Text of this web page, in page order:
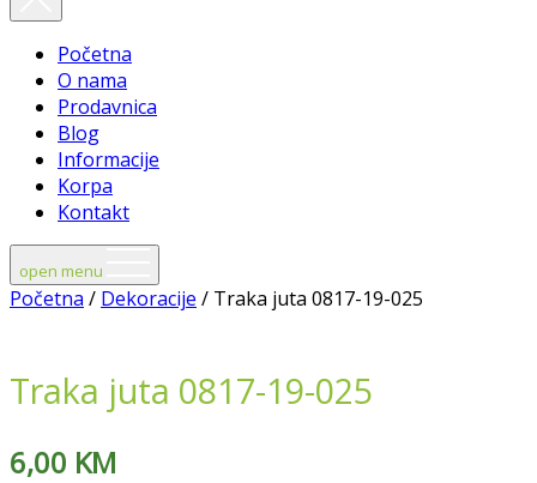
Početna
O nama
Prodavnica
Blog
Informacije
Korpa
Kontakt
open menu
Početna / Dekoracije / Traka juta 0817-19-025
Traka juta 0817-19-025
6,00 KM